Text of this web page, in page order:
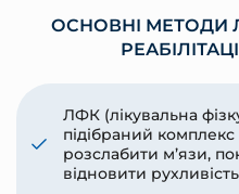
ОСНОВНІ МЕТОДИ
ЛФК (лікувальна
підібраний
розслабити м’язи,
відновити